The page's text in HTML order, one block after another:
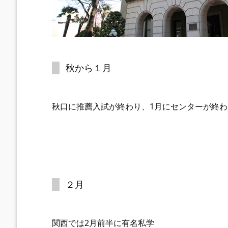
秋から１月
秋口に推薦入試が終わり、1月にセンターが終
２月
関西では2月前半に有名私学